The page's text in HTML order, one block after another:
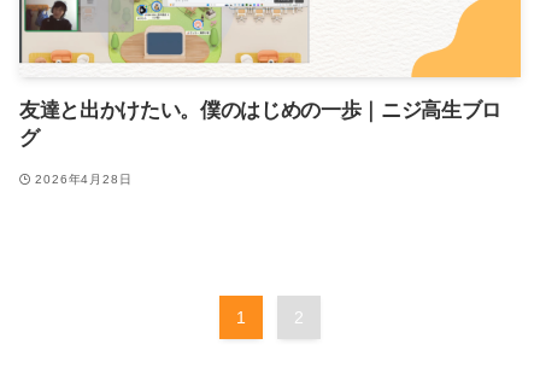
友達と出かけたい。僕のはじめの一歩｜ニジ高生ブロ
グ
2026年4月28日
1 2